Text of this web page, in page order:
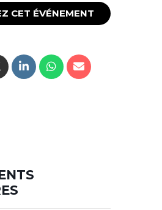
CET ÉVÉNEMENT